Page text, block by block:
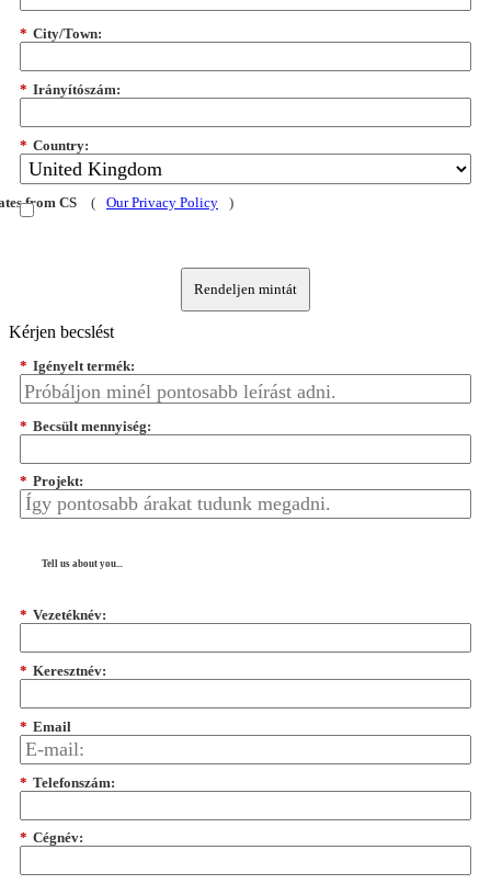
* City/Town:
* Irányítószám:
* Country:
from CS ( Our Privacy Policy )
Rendeljen mintát
Kérjen becslést
* Igényelt termék:
* Becsült mennyiség:
* Projekt:
Tell us about you...
* Vezetéknév:
* Keresztnév:
* Email
* Telefonszám:
* Cégnév: